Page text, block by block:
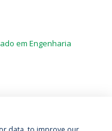
em Engenharia